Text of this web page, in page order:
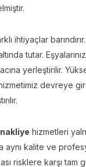
ihtiyaçlar
tutar.
yerleştirilir.
devreye
hizmetleri
aynı kalite ve
risklere karşı tam